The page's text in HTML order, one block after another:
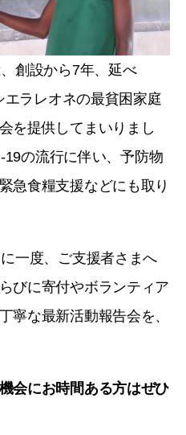
創設から7年、延べ
ラレオネの最貧困家庭
を提供してまいりまし
の流行に伴い、予防物
急食糧支援などにも取り
一度、ご支援者さまへ
びに寄付やボランティア
寧な最新活動報告会を、
会にお時間ある方はぜひ